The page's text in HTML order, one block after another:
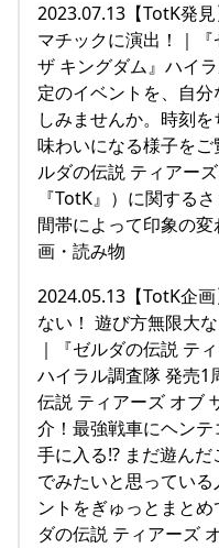
2023.07.13【TotK発
マチックに演出！｜
ザ キングダム』ハイ
定のイベントを、自
しみませんか。時刻
味わいになる様子を
ルダの伝説 ティアー
『TotK』）に関する
間帯によって印象の
画・読み物
2024.05.13【TotK企
ない！ 遊び方無限大
｜『ゼルダの伝説 テ
ハイラル調査隊 発売1
伝説 ティアーズ オブ
介！最強戦車にヘン
手に入る!? まだ遊ん
でみたいと思ってい
ントをぎゅっとまと
ダの伝説 ティアーズ